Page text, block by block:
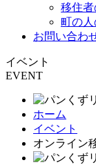
移住
町の
お問い合わ
イベント
EVENT
ホーム
イベント
オンライン